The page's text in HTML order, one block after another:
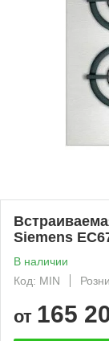
Siemens
В наличии
Код: MIN
от 165